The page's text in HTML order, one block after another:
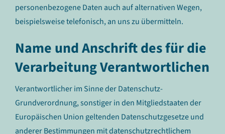
personenbezogene Daten auch auf alternativen Wegen,
beispielsweise telefonisch, an uns zu übermitteln.
Name und Anschrift des für die
Verarbeitung Verantwortlichen
Verantwortlicher im Sinne der Datenschutz-
Grundverordnung, sonstiger in den Mitgliedstaaten der
Europäischen Union geltenden Datenschutzgesetze und
anderer Bestimmungen mit datenschutzrechtlichem